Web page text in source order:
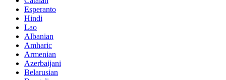
Esperanto
Hindi
Lao
Albanian
Amharic
Armenian
Azerbaijani
Belarusian